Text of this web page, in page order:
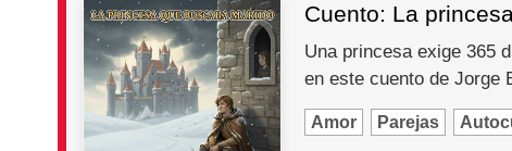
Cuento: La
Una princesa exige 365
en este cuento de Jorge
Amor Parejas